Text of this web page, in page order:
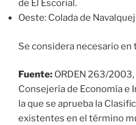
de El Escorial.
Oeste: Colada de
Se considera necesario en
Fuente: ORDEN 263/2003,
Consejería de Economía e
la que se aprueba la
existentes en el término